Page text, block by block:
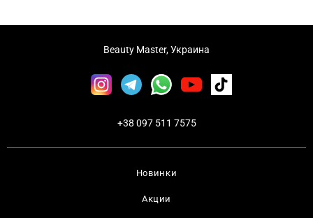
Новинки
Акции
Beauty Master, Украина
+38 097 511 7575